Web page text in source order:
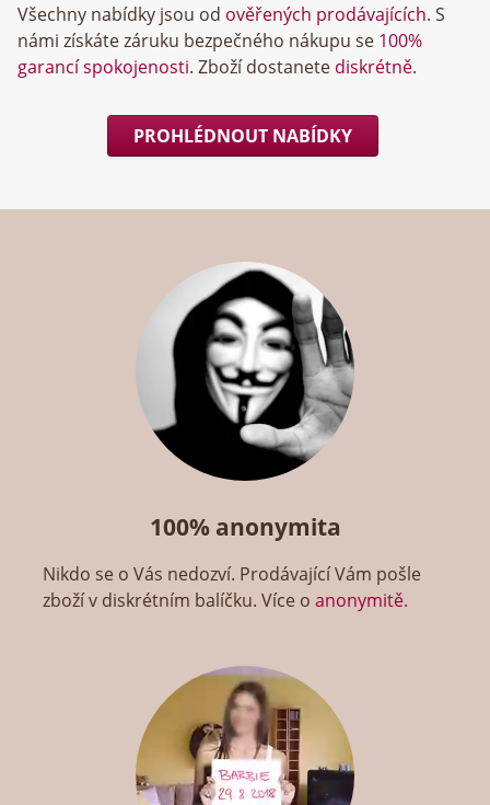
Všechny nabídky jsou od ověřených prodávajících. S
námi získáte záruku bezpečného nákupu se 100%
garancí spokojenosti. Zboží dostanete diskrétně.
PROHLÉDNOUT NABÍDKY
100% anonymita
Nikdo se o Vás nedozví. Prodávající Vám pošle
zboží v diskrétním balíčku. Více oanonymitě.